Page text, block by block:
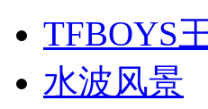
TFBOYS
水波风景